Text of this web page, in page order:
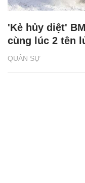
QUÂN SỰ
'Kẻ hủy diệt'
cùng lúc 2 tên